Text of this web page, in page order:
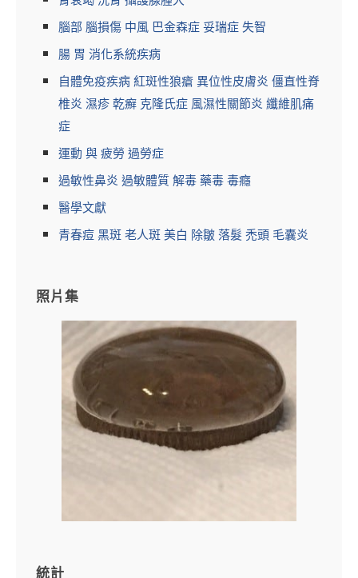
腦部 腦損傷 中風 巴金森症 妥瑞症 失智
腸 胃 消化系統疾病
自體免疫疾病 紅斑性狼瘡 異位性皮膚炎 僵直性脊
椎炎 濕疹 乾癬 克隆氏症 風濕性關節炎 纖維肌痛
症
運動 與 疲勞 過勞症
過敏性鼻炎 過敏體質 解毒 藥毒 毒癮
醫學文獻
青春痘 黑斑 老人斑 美白 除皺 落髮 禿頭 毛囊炎
照片集
統計